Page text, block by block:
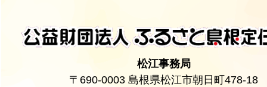
松江事務局
〒690-0003 島根県松江市朝日町478-18